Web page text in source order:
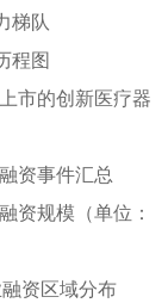
梯队
程图
市的创新医疗器
资事件汇总
资规模（单位：
资区域分布